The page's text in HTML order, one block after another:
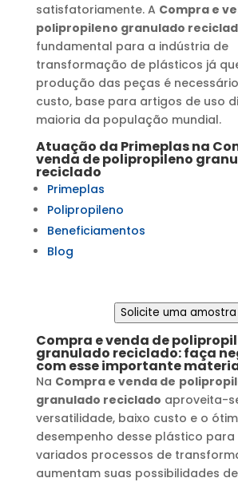
satisfatoriamente. A Compra e
polipropileno granulado
fundamental para a indústria de
transformação de plásticos já
produção das peças é necessário
custo, base para artigos de uso
maioria da população mundial.
Atuação da Primeplas na
venda depolipropileno
reciclado
Primeplas
Polipropileno
Beneficiamentos
Blog
Solicite uma amostra
Compra e venda de
granulado reciclado: faça
com esse importante
Na Compra e venda de
granulado reciclado aproveita-
versatilidade, baixo custo e o
desempenho desse plástico
variados processos de
aumentam suas possibilidades